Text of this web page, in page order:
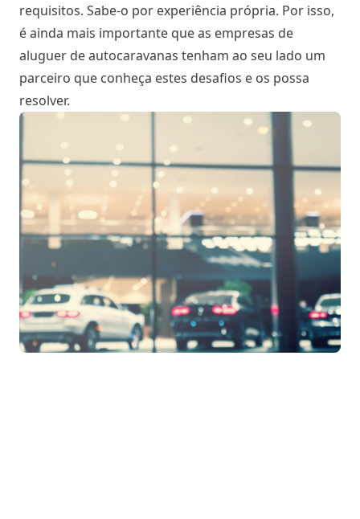
requisitos. Sabe-o por experiência própria. Por isso,
é ainda mais importante que as empresas de
aluguer de autocaravanas tenham ao seu lado um
parceiro que conheça estes desafios e os possa
resolver.